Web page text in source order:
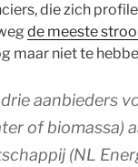
die zich
de meeste
maar niet te
aanbieders
of biomassa)
(NL